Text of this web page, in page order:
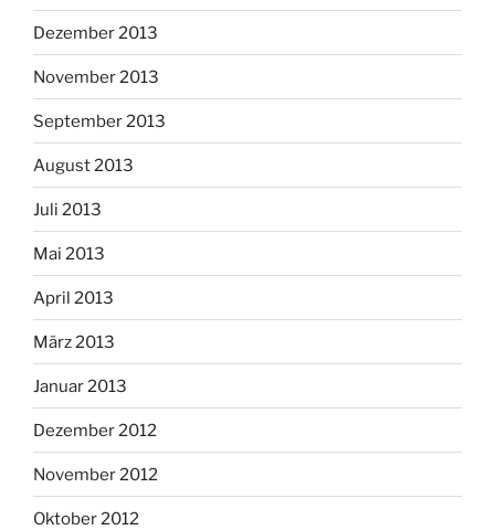
Dezember 2013
November 2013
September 2013
August 2013
Juli 2013
Mai 2013
April 2013
März 2013
Januar 2013
Dezember 2012
November 2012
Oktober 2012